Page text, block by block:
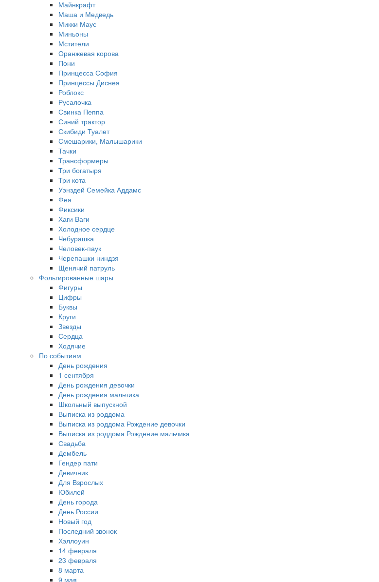
Майнкрафт
Маша и Медведь
Микки Маус
Миньоны
Мстители
Оранжевая корова
Пони
Принцесса София
Принцессы Диснея
Роблокс
Русалочка
Свинка Пеппа
Синий трактор
Скибиди Туалет
Смешарики, Малышарики
Тачки
Трансформеры
Три богатыря
Три кота
Уэнздей Семейка Аддамс
Фея
Фиксики
Хаги Ваги
Холодное сердце
Чебурашка
Человек-паук
Черепашки ниндзя
Щенячий патруль
Фольгированные шары
Фигуры
Цифры
Буквы
Круги
Звезды
Сердца
Ходячие
По событиям
День рождения
1 сентября
День рождения девочки
День рождения мальчика
Школьный выпускной
Выписка из роддома
Выписка из роддома Рождение девочки
Выписка из роддома Рождение мальчика
Свадьба
Дембель
Гендер пати
Девичник
Для Взрослых
Юбилей
День города
День России
Новый год
Последний звонок
Хэллоуин
14 февраля
23 февраля
8 марта
9 мая